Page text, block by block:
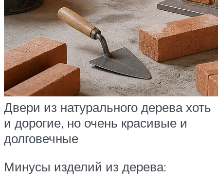
Двери из натурального дерева хоть
и дорогие, но очень красивые и
долговечные
Минусы изделий из дерева: